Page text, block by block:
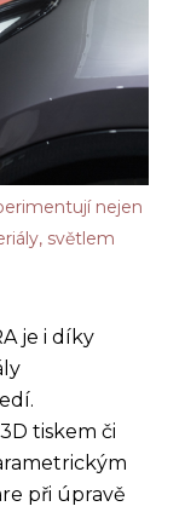
nejen
světlem
je i díky
tiskem či
při úpravě